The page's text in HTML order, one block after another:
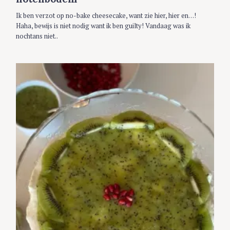
S
Ik ben verzot op no-bake cheesecake, want zie hier, hier en…!
Haha, bewijs is niet nodig want ik ben guilty! Vandaag was ik
nochtans niet..